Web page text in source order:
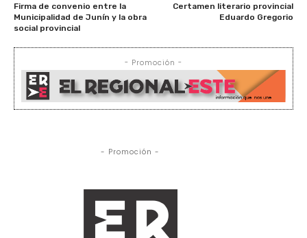
Firma de convenio entre la
Municipalidad de Junín y la obra
social provincial
Certamen literario provincial
Eduardo Gregorio
- Promoción -
- Promoción -